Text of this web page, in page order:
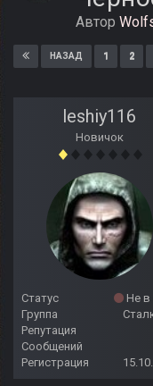
Автор
НАЗАД 1 2
leshiy116
Новичок
Статус
Не в
Группа
Репутация
Сообщений
Регистрация